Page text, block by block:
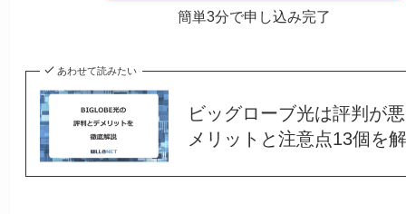
簡単3分で申し込み完了
あわせて読みたい
ビッグローブ光は評判が
メリットと注意点13個を